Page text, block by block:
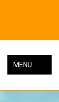
MENU